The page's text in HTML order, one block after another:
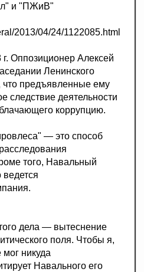
и "ПЖиВ"
2013/04/24/1122085.html
Оппозиционер Алексей
Ленинского
что предъявленные ему
следствие деятельности
коррупцию.
— это способ
того, Навальный
ведется
дела — вытеснение
поля. Чтобы я,
никуда
Навального его